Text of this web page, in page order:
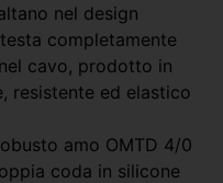
nel design
completamente
cavo, prodotto in
resistente ed elastico
amo OMTD 4/0
coda in silicone